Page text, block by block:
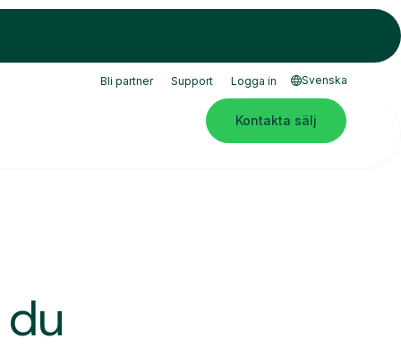
Bli partner Support Logga in Svenska
Kontakta sälj